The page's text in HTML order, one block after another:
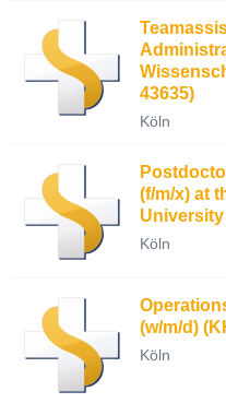
43635)
Köln
(f/m/x) at
Köln
(w/m/d)
Köln